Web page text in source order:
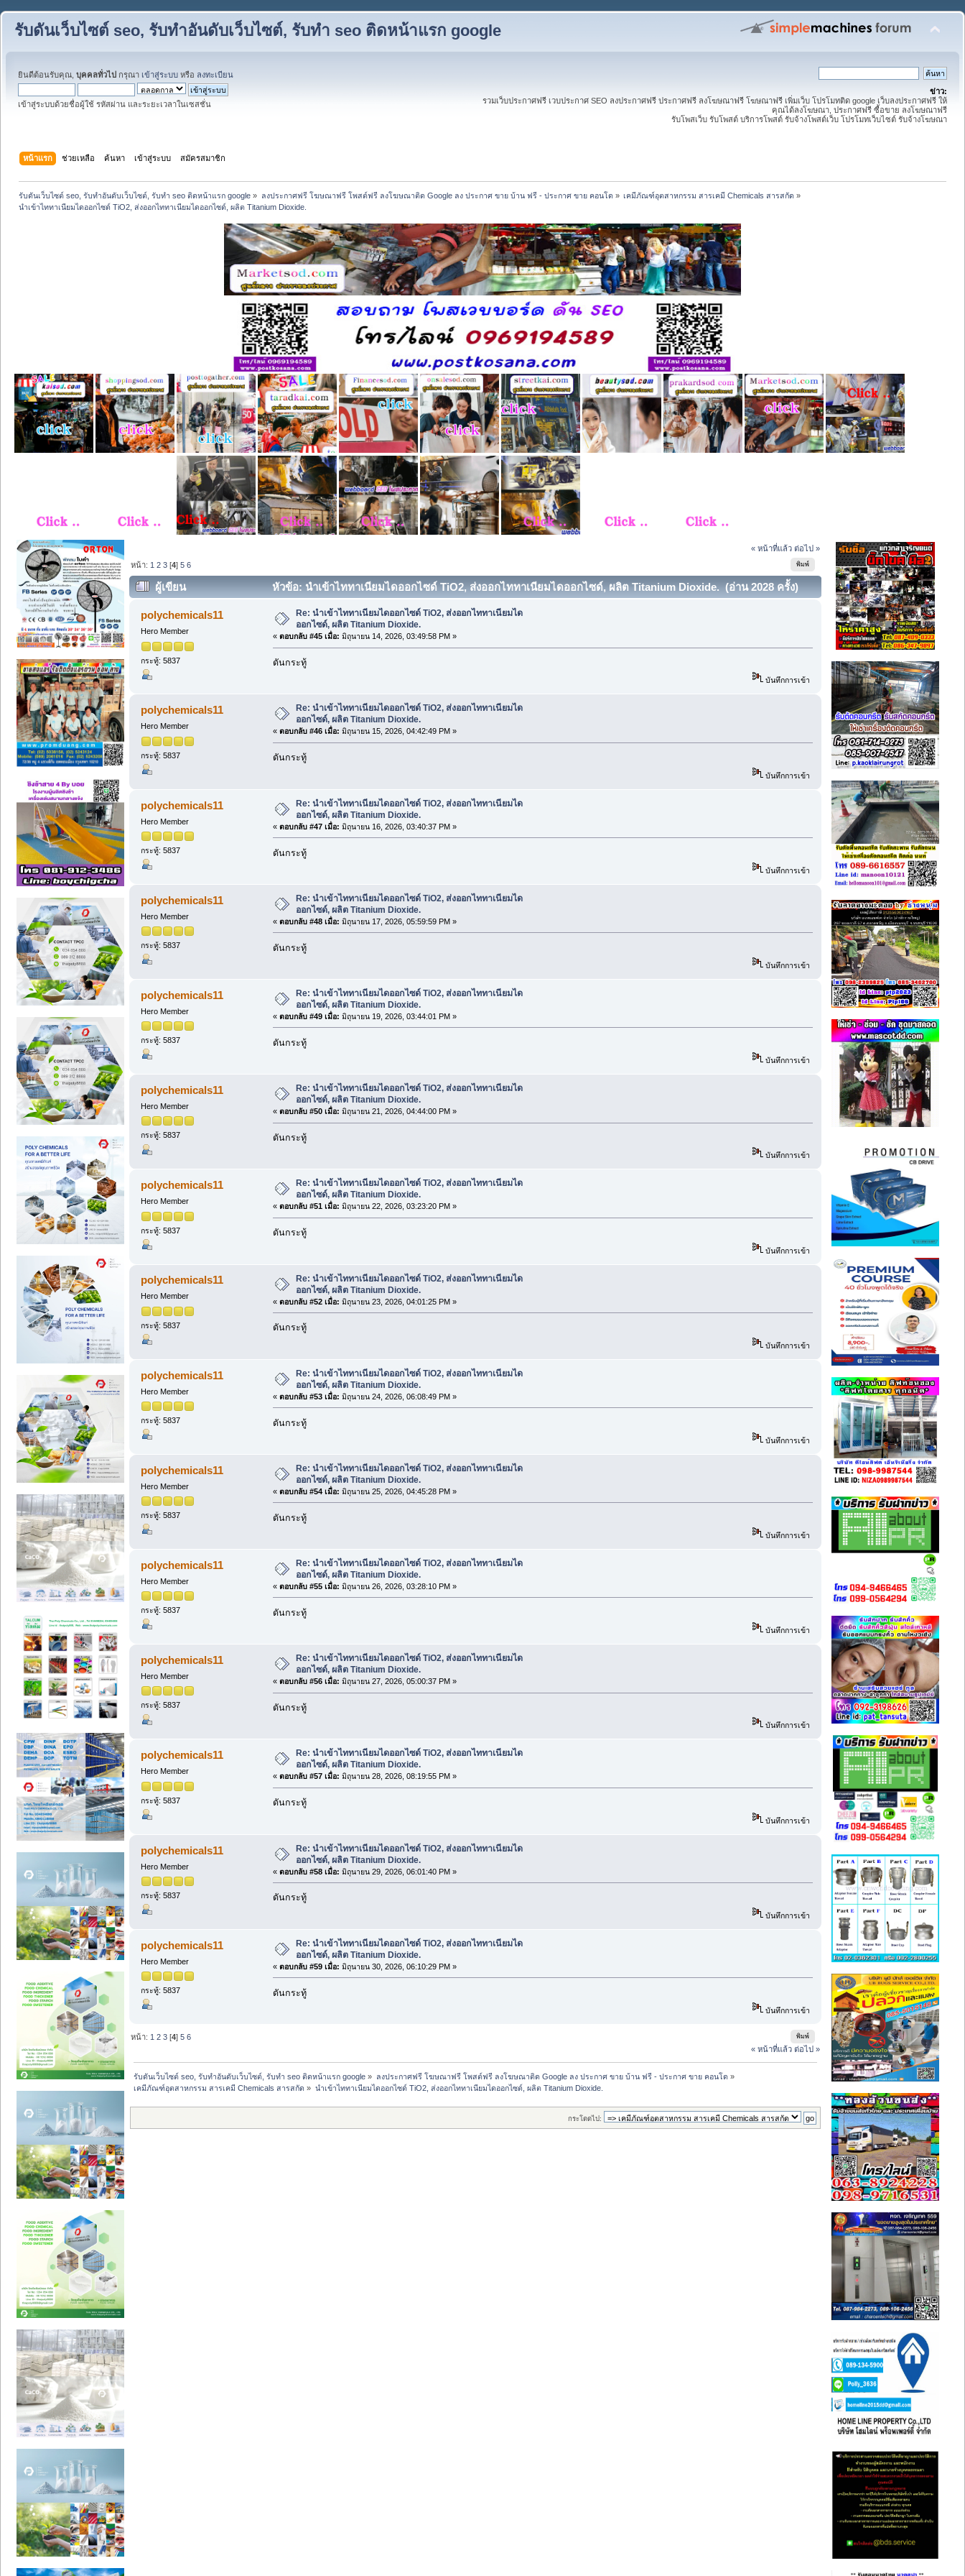
รับดันเว็บไซต์ seo, รับทำอันดับเว็บไซต์, รับทำ seo ติดหน้าแรก google
ยินดีต้อนรับคุณ, บุคคลทั่วไป กรุณา เข้าสู่ระบบ หรือ ลงทะเบียน
เข้าสู่ระบบด้วยชื่อผู้ใช้ รหัสผ่าน และระยะเวลาในเซสชั่น
ข่าว:
รวมเว็บประกาศฟรี เวบประกาศ SEO ลงประกาศฟรี ประกาศฟรี ลงโฆษณาฟรี โฆษณาฟรี เพิ่มเว็บ โปรโมทติด google เว็บลงประกาศฟรี ให้
คุณได้ลงโฆษณา, ประกาศฟรี ซื้อขาย ลงโฆษณาฟรี
รับโพสเว็บ รับโพสต์ บริการโพสต์ รับจ้างโพสต์เว็บ โปรโมทเว็บไซต์ รับจ้างโฆษณา
หน้าแรก ช่วยเหลือ ค้นหา เข้าสู่ระบบ สมัครสมาชิก
รับดันเว็บไซต์ seo, รับทำอันดับเว็บไซต์, รับทำ seo ติดหน้าแรก google » ลงประกาศฟรี โฆษณาฟรี โพสต์ฟรี ลงโฆษณาติด Google ลง ประกาศ ขาย บ้าน ฟรี - ประกาศ ขาย คอนโด » เคมีภัณฑ์อุตสาหกรรม สารเคมี Chemicals สารสกัด »
นำเข้าไททาเนียมไดออกไซด์ TiO2, ส่งออกไททาเนียมไดออกไซด์, ผลิต Titanium Dioxide.
« หน้าที่แล้ว ต่อไป »
พิมพ์
หน้า: 1 2 3 [4]5 6
ผู้เขียน หัวข้อ: นำเข้าไททาเนียมไดออกไซด์ TiO2, ส่งออกไททาเนียมไดออกไซด์, ผลิต Titanium Dioxide. (อ่าน 2028 ครั้ง)
polychemicals11
Hero Member
กระทู้: 5837
Re: นำเข้าไททาเนียมไดออกไซด์ TiO2, ส่งออกไททาเนียมได
ออกไซด์, ผลิต Titanium Dioxide.
« ตอบกลับ #45 เมื่อ: มิถุนายน 14, 2026, 03:49:58 PM »
ดันกระทู้
บันทึกการเข้า
polychemicals11
Hero Member
กระทู้: 5837
Re: นำเข้าไททาเนียมไดออกไซด์ TiO2, ส่งออกไททาเนียมได
ออกไซด์, ผลิต Titanium Dioxide.
« ตอบกลับ #46 เมื่อ: มิถุนายน 15, 2026, 04:42:49 PM »
ดันกระทู้
บันทึกการเข้า
polychemicals11
Hero Member
กระทู้: 5837
Re: นำเข้าไททาเนียมไดออกไซด์ TiO2, ส่งออกไททาเนียมได
ออกไซด์, ผลิต Titanium Dioxide.
« ตอบกลับ #47 เมื่อ: มิถุนายน 16, 2026, 03:40:37 PM »
ดันกระทู้
บันทึกการเข้า
polychemicals11
Hero Member
กระทู้: 5837
Re: นำเข้าไททาเนียมไดออกไซด์ TiO2, ส่งออกไททาเนียมได
ออกไซด์, ผลิต Titanium Dioxide.
« ตอบกลับ #48 เมื่อ: มิถุนายน 17, 2026, 05:59:59 PM »
ดันกระทู้
บันทึกการเข้า
polychemicals11
Hero Member
กระทู้: 5837
Re: นำเข้าไททาเนียมไดออกไซด์ TiO2, ส่งออกไททาเนียมได
ออกไซด์, ผลิต Titanium Dioxide.
« ตอบกลับ #49 เมื่อ: มิถุนายน 19, 2026, 03:44:01 PM »
ดันกระทู้
บันทึกการเข้า
polychemicals11
Hero Member
กระทู้: 5837
Re: นำเข้าไททาเนียมไดออกไซด์ TiO2, ส่งออกไททาเนียมได
ออกไซด์, ผลิต Titanium Dioxide.
« ตอบกลับ #50 เมื่อ: มิถุนายน 21, 2026, 04:44:00 PM »
ดันกระทู้
บันทึกการเข้า
polychemicals11
Hero Member
กระทู้: 5837
Re: นำเข้าไททาเนียมไดออกไซด์ TiO2, ส่งออกไททาเนียมได
ออกไซด์, ผลิต Titanium Dioxide.
« ตอบกลับ #51 เมื่อ: มิถุนายน 22, 2026, 03:23:20 PM »
ดันกระทู้
บันทึกการเข้า
polychemicals11
Hero Member
กระทู้: 5837
Re: นำเข้าไททาเนียมไดออกไซด์ TiO2, ส่งออกไททาเนียมได
ออกไซด์, ผลิต Titanium Dioxide.
« ตอบกลับ #52 เมื่อ: มิถุนายน 23, 2026, 04:01:25 PM »
ดันกระทู้
บันทึกการเข้า
polychemicals11
Hero Member
กระทู้: 5837
Re: นำเข้าไททาเนียมไดออกไซด์ TiO2, ส่งออกไททาเนียมได
ออกไซด์, ผลิต Titanium Dioxide.
« ตอบกลับ #53 เมื่อ: มิถุนายน 24, 2026, 06:08:49 PM »
ดันกระทู้
บันทึกการเข้า
polychemicals11
Hero Member
กระทู้: 5837
Re: นำเข้าไททาเนียมไดออกไซด์ TiO2, ส่งออกไททาเนียมได
ออกไซด์, ผลิต Titanium Dioxide.
« ตอบกลับ #54 เมื่อ: มิถุนายน 25, 2026, 04:45:28 PM »
ดันกระทู้
บันทึกการเข้า
polychemicals11
Hero Member
กระทู้: 5837
Re: นำเข้าไททาเนียมไดออกไซด์ TiO2, ส่งออกไททาเนียมได
ออกไซด์, ผลิต Titanium Dioxide.
« ตอบกลับ #55 เมื่อ: มิถุนายน 26, 2026, 03:28:10 PM »
ดันกระทู้
บันทึกการเข้า
polychemicals11
Hero Member
กระทู้: 5837
Re: นำเข้าไททาเนียมไดออกไซด์ TiO2, ส่งออกไททาเนียมได
ออกไซด์, ผลิต Titanium Dioxide.
« ตอบกลับ #56 เมื่อ: มิถุนายน 27, 2026, 05:00:37 PM »
ดันกระทู้
บันทึกการเข้า
polychemicals11
Hero Member
กระทู้: 5837
Re: นำเข้าไททาเนียมไดออกไซด์ TiO2, ส่งออกไททาเนียมได
ออกไซด์, ผลิต Titanium Dioxide.
« ตอบกลับ #57 เมื่อ: มิถุนายน 28, 2026, 08:19:55 PM »
ดันกระทู้
บันทึกการเข้า
polychemicals11
Hero Member
กระทู้: 5837
Re: นำเข้าไททาเนียมไดออกไซด์ TiO2, ส่งออกไททาเนียมได
ออกไซด์, ผลิต Titanium Dioxide.
« ตอบกลับ #58 เมื่อ: มิถุนายน 29, 2026, 06:01:40 PM »
ดันกระทู้
บันทึกการเข้า
polychemicals11
Hero Member
กระทู้: 5837
Re: นำเข้าไททาเนียมไดออกไซด์ TiO2, ส่งออกไททาเนียมได
ออกไซด์, ผลิต Titanium Dioxide.
« ตอบกลับ #59 เมื่อ: มิถุนายน 30, 2026, 06:10:29 PM »
ดันกระทู้
บันทึกการเข้า
พิมพ์
หน้า: 1 2 3 [4]5 6
« หน้าที่แล้ว ต่อไป »
รับดันเว็บไซต์ seo, รับทำอันดับเว็บไซต์, รับทำ seo ติดหน้าแรก google » ลงประกาศฟรี โฆษณาฟรี โพสต์ฟรี ลงโฆษณาติด Google ลง ประกาศ ขาย บ้าน ฟรี - ประกาศ ขาย คอนโด »
เคมีภัณฑ์อุตสาหกรรม สารเคมี Chemicals สารสกัด » นำเข้าไททาเนียมไดออกไซด์ TiO2, ส่งออกไททาเนียมไดออกไซด์, ผลิต Titanium Dioxide.
กระโดดไป: